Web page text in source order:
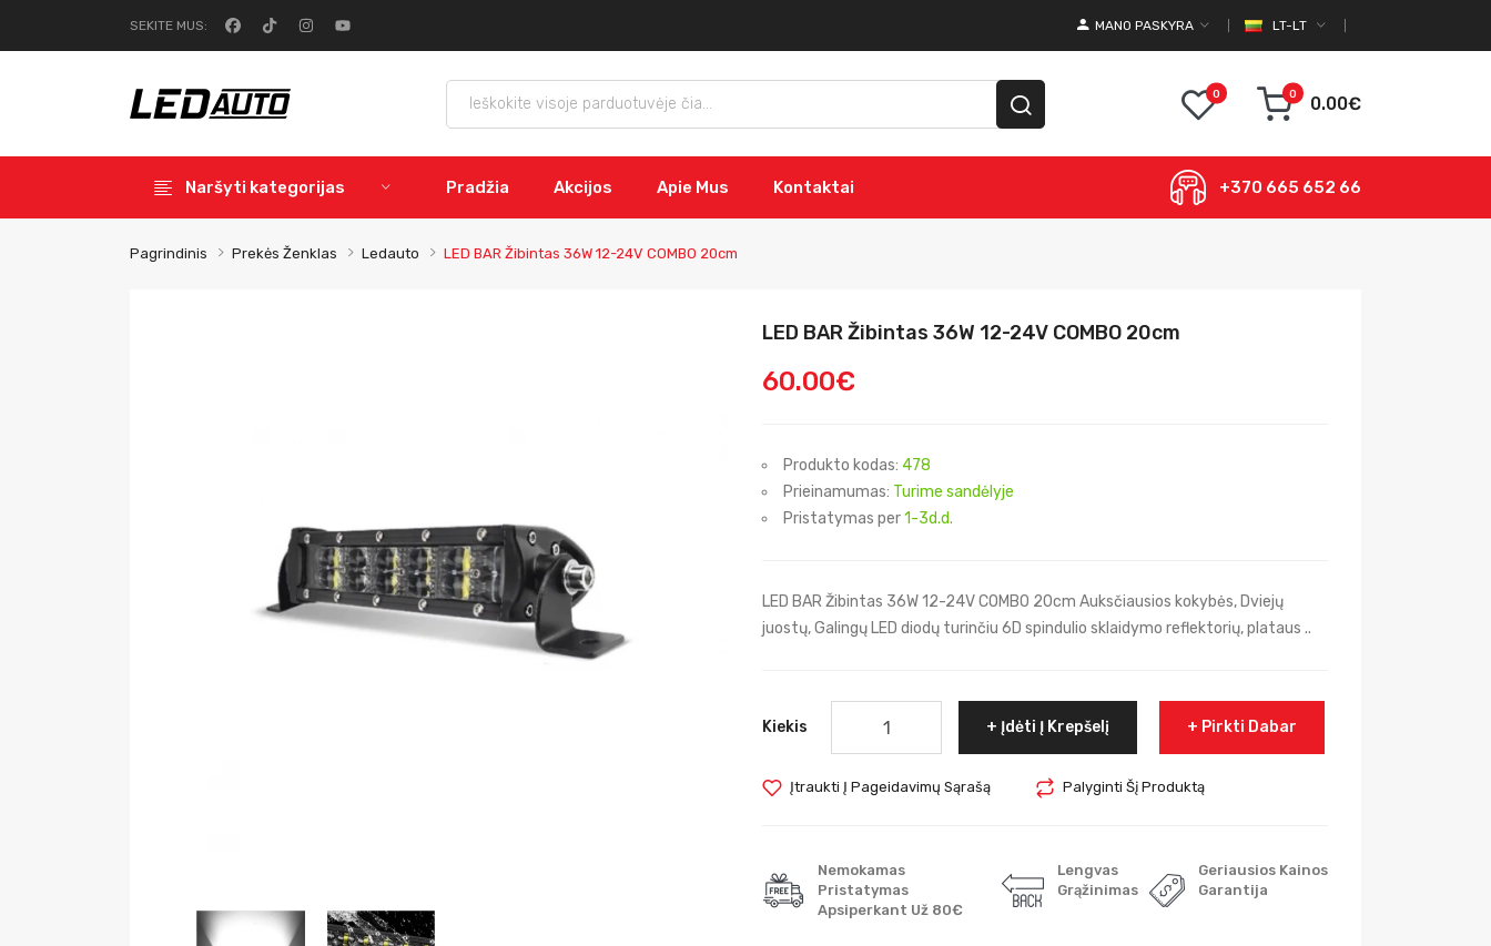
SEKITE MUS: LT-LT
MANO PASKYRA
0 0 0.00€
Naršyti kategorijas Pradžia Akcijos Apie Mus Kontaktai +370 665 652 66
Pagrindinis Prekės Ženklas Ledauto LED BAR Žibintas 36W 12-24V COMBO 20cm
LED BAR Žibintas 36W 12-24V COMBO 20cm
60.00€
Produkto kodas: 478
Prieinamumas: Turime sandėlyje
Pristatymas per1-3d.d.
LED BAR Žibintas 36W 12-24V COMBO 20cm Auksčiausios kokybės, Dviejų
juostų, Galingų LED diodų turinčiu 6D spindulio sklaidymo reflektorių, plataus ..
Kiekis Įdėti Į Krepšelį Pirkti Dabar
Įtraukti Į Pageidavimų Sąrašą Palyginti Šį Produktą
Nemokamas
Pristatymas
Apsiperkant Už 80€
Lengvas
Grąžinimas
Geriausios Kainos
Garantija